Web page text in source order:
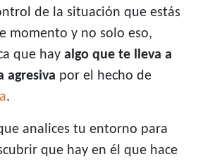
de la situación que estás
momento y no solo eso,
que hay algo que te lleva a
agresiva por el hecho de
.
analices tu entorno para
que hay en él que hace